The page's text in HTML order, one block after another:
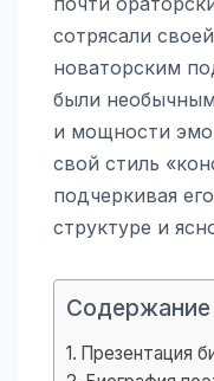
сотрясали
новаторским
были
и мощности
свой стиль
подчеркивая
структуре и
Содержание
Презентация